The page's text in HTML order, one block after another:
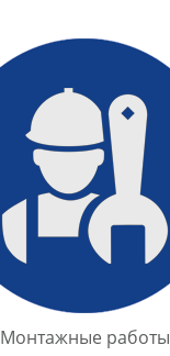
Монтажные работы